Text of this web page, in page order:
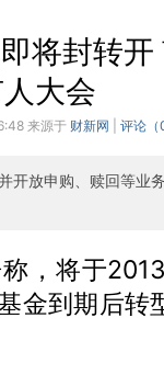
将封转
大会
来源于 财新网 评论（
开放申购、赎回等业
将于
金到期后转